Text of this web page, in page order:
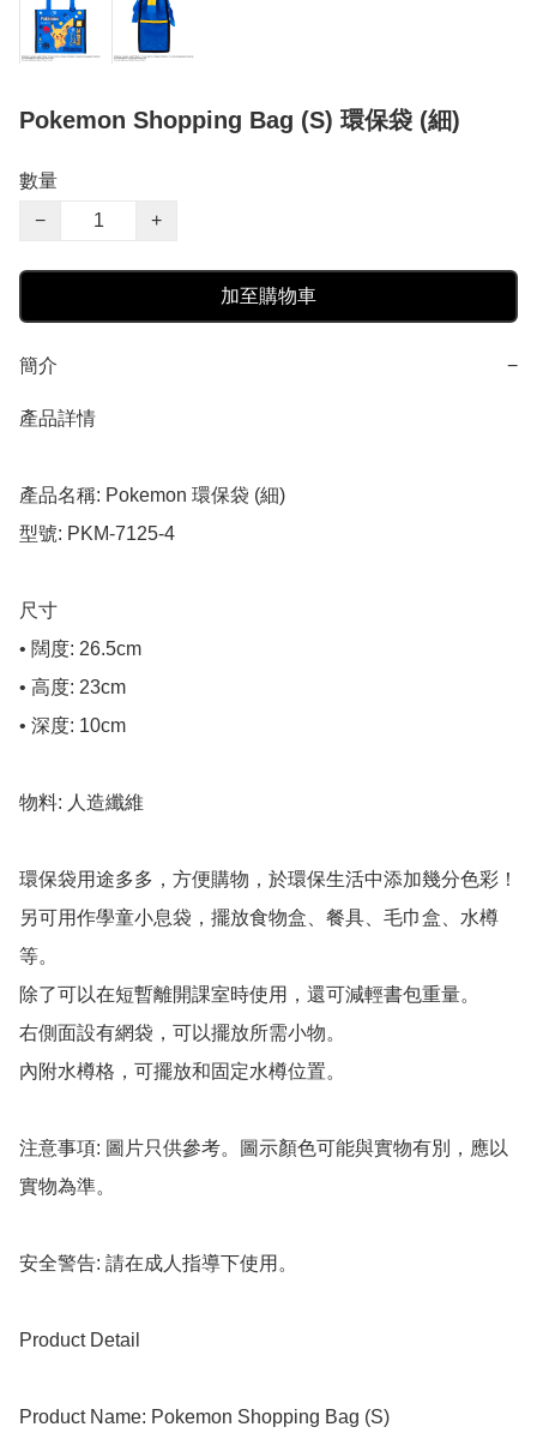
Pokemon Shopping Bag (S) 環保袋 (細)
數量
−
+
加至購物車
簡介 −
產品詳情
產品名稱: Pokemon 環保袋 (細)
型號: PKM-7125-4
尺寸
• 闊度: 26.5cm
• 高度: 23cm
• 深度: 10cm
物料: 人造纖維
環保袋用途多多，方便購物，於環保生活中添加幾分色彩！
另可用作學童小息袋，擺放食物盒、餐具、毛巾盒、水樽
等。
除了可以在短暫離開課室時使用，還可減輕書包重量。
右側面設有網袋，可以擺放所需小物。
內附水樽格，可擺放和固定水樽位置。
注意事項: 圖片只供參考。圖示顏色可能與實物有別，應以
實物為準。
安全警告: 請在成人指導下使用。
Product Detail
Product Name: Pokemon Shopping Bag (S)